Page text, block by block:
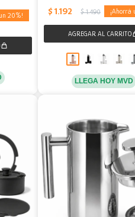
20
$ 1.192 $ 1.490
LLEGA HOY MVD